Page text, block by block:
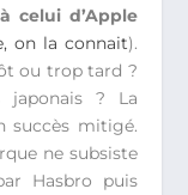
celui d’Apple
on la connait).
ou trop tard ?
japonais ? La
succès mitigé.
ne subsiste
Hasbro puis